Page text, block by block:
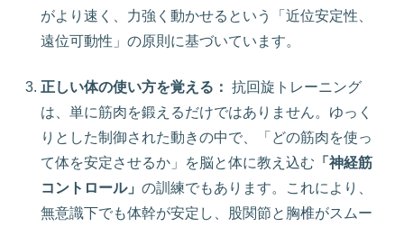
がより速く、力強く動かせるという「近位安定性、
遠位可動性」の原則に基づいています。
正しい体の使い方を覚える： 抗回旋トレーニング
は、単に筋肉を鍛えるだけではありません。ゆっく
りとした制御された動きの中で、「どの筋肉を使っ
て体を安定させるか」を脳と体に教え込む 「神経筋
コントロール」の訓練でもあります。これにより、
無意識下でも体幹が安定し、股関節と胸椎がスムー